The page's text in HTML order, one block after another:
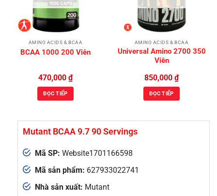
AMINO ACIDS & BCAA
BCAA 1000 200 Viên
470,000 ₫
ĐỌC TIẾP
AMINO ACIDS & BCAA
Universal Amino 2700 350
Viên
850,000 ₫
ĐỌC TIẾP
Mutant BCAA 9.7 90 Servings
Mã SP: Website1701166598
Mã sản phẩm: 627933022741
Nhà sản xuất: Mutant